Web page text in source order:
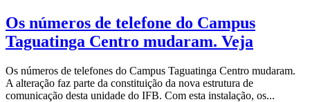
Os números de telefone do Campus
Taguatinga Centro mudaram. Veja
Os números de telefones do Campus Taguatinga Centro mudaram.
A alteração faz parte da constituição da nova estrutura de
comunicação desta unidade do IFB. Com esta instalação, os...